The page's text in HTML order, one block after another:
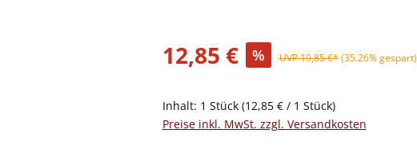
12,85 € % UVP 19,85 €* (35.26% gespart)
Inhalt: 1 Stück (12,85 € / 1 Stück)
Preise inkl. MwSt. zzgl. Versandkosten